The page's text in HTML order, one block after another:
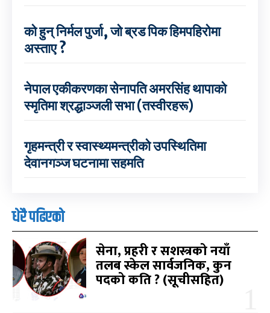
को हुन् निर्मल पुर्जा, जो ब्रड पिक हिमपहिरोमा
अस्ताए ?
नेपाल एकीकरणका सेनापति अमरसिंह थापाको
स्मृतिमा श्रद्धाञ्जली सभा (तस्वीरहरू)
गृहमन्त्री र स्वास्थ्यमन्त्रीको उपस्थितिमा
देवानगञ्ज घटनामा सहमति
धेरै पढिएको
सेना, प्रहरी र सशस्त्रको नयाँ
तलब स्केल सार्वजनिक, कुन
पदको कति ? (सूचीसहित)